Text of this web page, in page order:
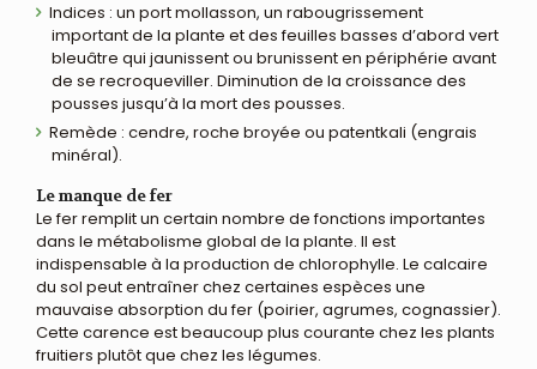
Indices : un port mollasson, un rabougrissement
important de la plante et des feuilles basses d’abord vert
bleuâtre qui jaunissent ou brunissent en périphérie avant
de se recroqueviller. Diminution de la croissance des
pousses jusqu’à la mort des pousses.
Remède : cendre, roche broyée ou patentkali (engrais
minéral).
Le manque de fer
Le fer remplit un certain nombre de fonctions importantes
dans le métabolisme global de la plante. Il est
indispensable à la production de chlorophylle. Le calcaire
du sol peut entraîner chez certaines espèces une
mauvaise absorption du fer (poirier, agrumes, cognassier).
Cette carence est beaucoup plus courante chez les plants
fruitiers plutôt que chez les légumes.